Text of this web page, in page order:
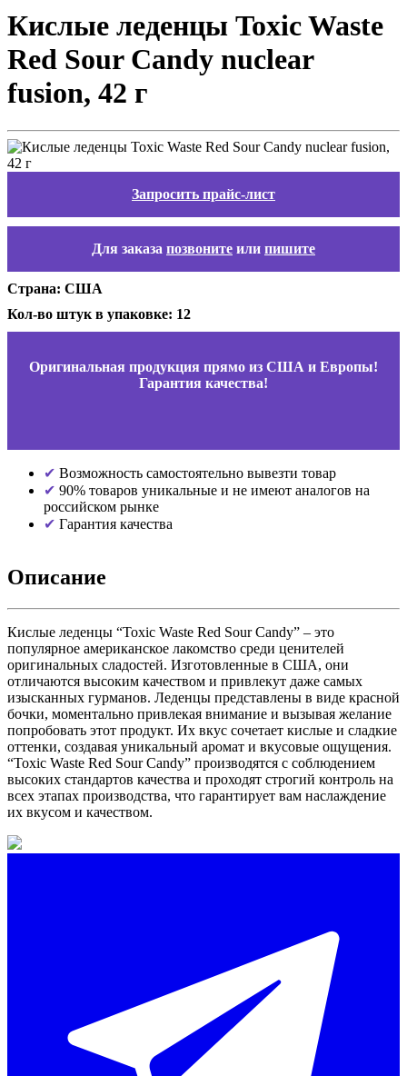
Кислые леденцы Toxic Waste
Red Sour Candy nuclear
fusion, 42 г
Запросить прайс-лист
Для заказа позвоните или пишите
Страна: США
Кол-во штук в упаковке: 12
Оригинальная продукция прямо из США и Европы!
Гарантия качества!
Возможность самостоятельно вывезти товар
90% товаров уникальные и не имеют аналогов на
российском рынке
Гарантия качества
Описание
Кислые леденцы “Toxic Waste Red Sour Candy” – это
популярное американское лакомство среди ценителей
оригинальных сладостей. Изготовленные в США, они
отличаются высоким качеством и привлекут даже самых
изысканных гурманов. Леденцы представлены в виде красной
бочки, моментально привлекая внимание и вызывая желание
попробовать этот продукт. Их вкус сочетает кислые и сладкие
оттенки, создавая уникальный аромат и вкусовые ощущения.
“Toxic Waste Red Sour Candy” производятся с соблюдением
высоких стандартов качества и проходят строгий контроль на
всех этапах производства, что гарантирует вам наслаждение
их вкусом и качеством.